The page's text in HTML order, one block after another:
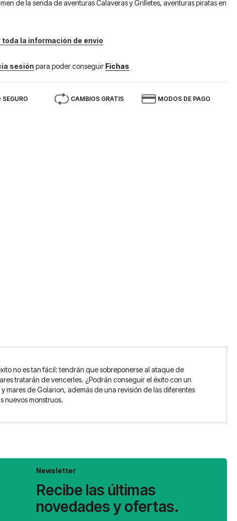
de la senda de aventuras Calaveras y Grilletes, aventuras piratas en
toda la información de envio
sesión para poder conseguir Fichas
SEGURO CAMBIOS GRATIS MODOS DE PAGO
no es tan fácil: tendrán que sobreponerse al ataque de
tratarán de vencerles. ¿Podrán conseguir el éxito con un
mares de Golarion, además de una revisión de las diferentes
nuevos monstruos.
Newsletter
Recibe las últimas
novedades y ofertas.